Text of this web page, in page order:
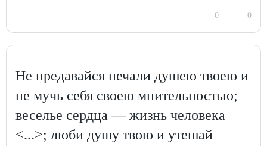
0 0
Не предавайся печали душею твоею и
не мучь себя своею мнительностью;
веселье сердца — жизнь человека
<...>; люби душу твою и утешай